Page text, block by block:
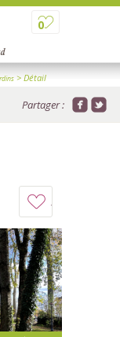
0
> Détail
Partager :
à
mon
carnet